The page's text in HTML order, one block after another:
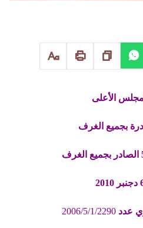
الأعلى
بجميع الغرف
عدد2006/5/1/2290